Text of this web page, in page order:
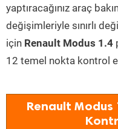
yaptıracağınız araç
değişimleriyle sınırlı
için Renault Modus 1.4
12 temel nokta kontrol
Renault Modus